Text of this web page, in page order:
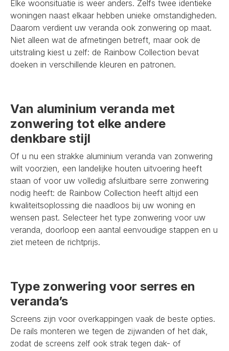
Elke woonsituatie is weer anders. Zelfs twee identieke
woningen naast elkaar hebben unieke omstandigheden.
Daarom verdient uw veranda ook zonwering op maat.
Niet alleen wat de afmetingen betreft, maar ook de
uitstraling kiest u zelf: de Rainbow Collection bevat
doeken in verschillende kleuren en patronen.
Van aluminium veranda met
zonwering tot elke andere
denkbare stijl
Of u nu een strakke aluminium veranda van zonwering
wilt voorzien, een landelijke houten uitvoering heeft
staan of voor uw volledig afsluitbare serre zonwering
nodig heeft: de Rainbow Collection heeft altijd een
kwaliteitsoplossing die naadloos bij uw woning en
wensen past. Selecteer het type zonwering voor uw
veranda, doorloop een aantal eenvoudige stappen en u
ziet meteen de richtprijs.
Type zonwering voor serres en
veranda’s
Screens zijn voor overkappingen vaak de beste opties.
De rails monteren we tegen de zijwanden of het dak,
zodat de screens zelf ook strak tegen dak- of